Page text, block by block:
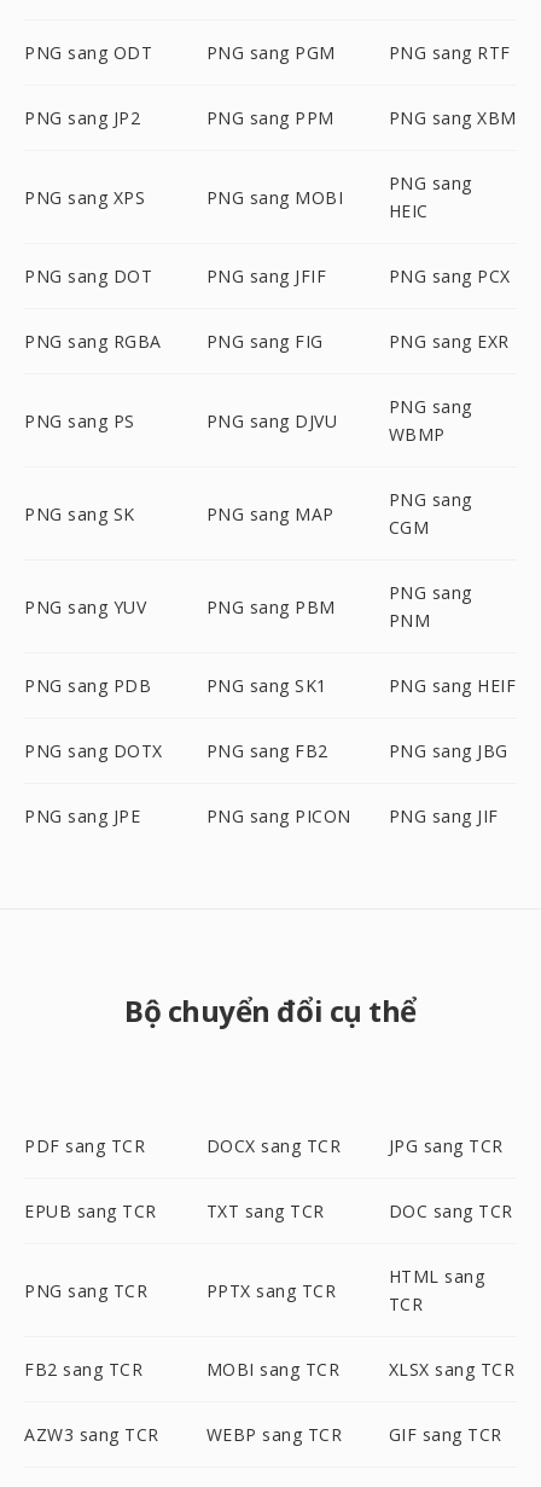
PNG sang ODT PNG sang PGM PNG sang RTF
PNG sang JP2 PNG sang PPM PNG sang XBM
PNG sang XPS PNG sang MOBI
PNG sang
HEIC
PNG sang DOT PNG sang JFIF PNG sang PCX
PNG sang RGBA PNG sang FIG PNG sang EXR
PNG sang PS PNG sang DJVU
PNG sang
WBMP
PNG sang SK PNG sang MAP
PNG sang
CGM
PNG sang YUV PNG sang PBM
PNG sang
PNM
PNG sang PDB PNG sang SK1 PNG sang HEIF
PNG sang DOTX PNG sang FB2 PNG sang JBG
PNG sang JPE PNG sang PICON PNG sang JIF
Bộ chuyển đổi cụ thể
PDF sang TCR DOCX sang TCR JPG sang TCR
EPUB sang TCR TXT sang TCR DOC sang TCR
PNG sang TCR PPTX sang TCR
HTML sang
TCR
FB2 sang TCR MOBI sang TCR XLSX sang TCR
AZW3 sang TCR WEBP sang TCR GIF sang TCR